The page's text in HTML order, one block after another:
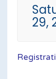
29,